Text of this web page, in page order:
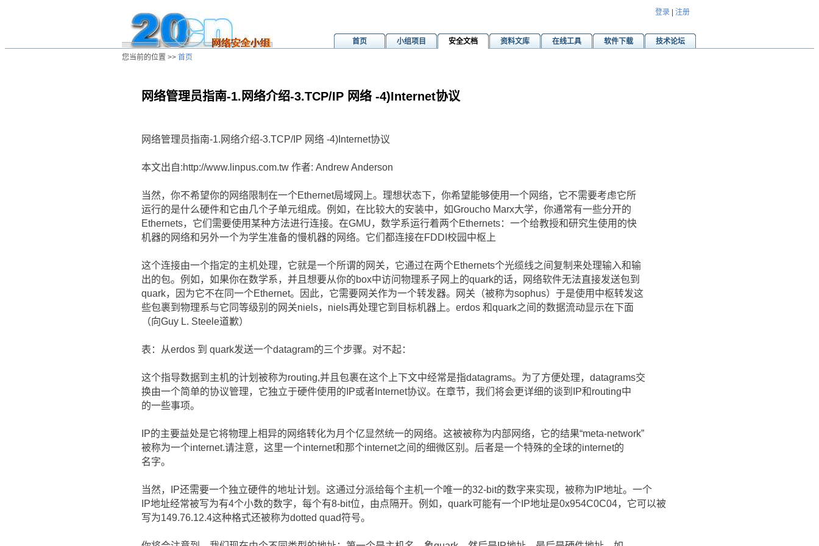
登录 注册
首页 小组项目 安全文档 资料文库 在线工具 软件下载
技术论坛
您当前的位置 >> 首页
网络管理员指南-1.网络介绍-3.TCP/IP 网络 -4)Internet协议
网络管理员指南-1.网络介绍-3.TCP/IP 网络 -4)Internet协议
本文出自:http://www.linpus.com.tw 作者: Andrew Anderson
当然，你不希望你的网络限制在一个Ethernet局域网上。理想状态下，你希望能够使用一个网络，它不需要考虑它所
运行的是什么硬件和它由几个子单元组成。例如，在比较大的安装中，如Groucho Marx大学，你通常有一些分开的
Ethernets，它们需要使用某种方法进行连接。在GMU，数学系运行着两个Ethernets：一个给教授和研究生使用的快
机器的网络和另外一个为学生准备的慢机器的网络。它们都连接在FDDI校园中枢上
这个连接由一个指定的主机处理，它就是一个所谓的网关，它通过在两个Ethernets个光缆线之间复制来处理输入和输
出的包。例如，如果你在数学系，并且想要从你的box中访问物理系子网上的quark的话，网络软件无法直接发送包到
quark，因为它不在同一个Ethernet。因此，它需要网关作为一个转发器。网关（被称为sophus）于是使用中枢转发这
些包裹到物理系与它同等级别的网关niels，niels再处理它到目标机器上。erdos 和quark之间的数据流动显示在下面
（向Guy L. Steele道歉）
表：从erdos 到 quark发送一个datagram的三个步骤。对不起：
这个指导数据到主机的计划被称为routing,并且包裹在这个上下文中经常是指datagrams。为了方便处理，datagrams交
换由一个简单的协议管理，它独立于硬件使用的IP或者Internet协议。在章节，我们将会更详细的谈到IP和routing中
的一些事项。
IP的主要益处是它将物理上相异的网络转化为月个亿显然统一的网络。这被被称为内部网络，它的结果“meta-network”
被称为一个internet.请注意，这里一个internet和那个internet之间的细微区别。后者是一个特殊的全球的internet的
名字。
当然，IP还需要一个独立硬件的地址计划。这通过分派给每个主机一个唯一的32-bit的数字来实现，被称为IP地址。一个
IP地址经常被写为有4个小数的数字，每个有8-bit位，由点隔开。例如，quark可能有一个IP地址是0x954C0C04，它可以被
写为149.76.12.4这种格式还被称为dotted quad符号。